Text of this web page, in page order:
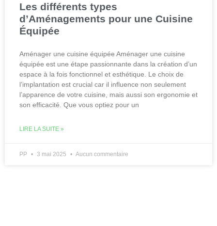
Les différents types
d’Aménagements pour une Cuisine
Équipée
Aménager une cuisine équipée Aménager une cuisine
équipée est une étape passionnante dans la création d’un
espace à la fois fonctionnel et esthétique. Le choix de
l’implantation est crucial car il influence non seulement
l’apparence de votre cuisine, mais aussi son ergonomie et
son efficacité. Que vous optiez pour un
LIRE LA SUITE »
PP 3 mai 2025 Aucun commentaire